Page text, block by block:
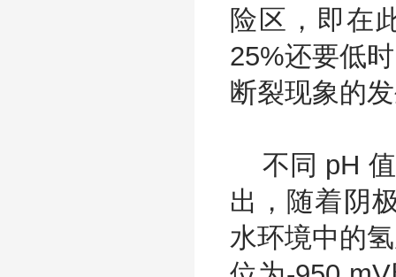
险区，即在
25%还要低
断裂现象的
不同 pH 值
出，随着阴
水环境中的